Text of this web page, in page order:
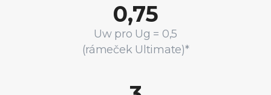
0,75
Uw pro Ug = 0,5
(rámeček Ultimate)*